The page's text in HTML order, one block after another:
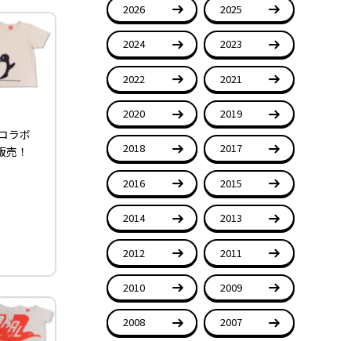
ラボ
！
2026 2025
2024 2023
2022 2021
2020 2019
2018 2017
2016 2015
2014 2013
2012 2011
2010 2009
2008 2007